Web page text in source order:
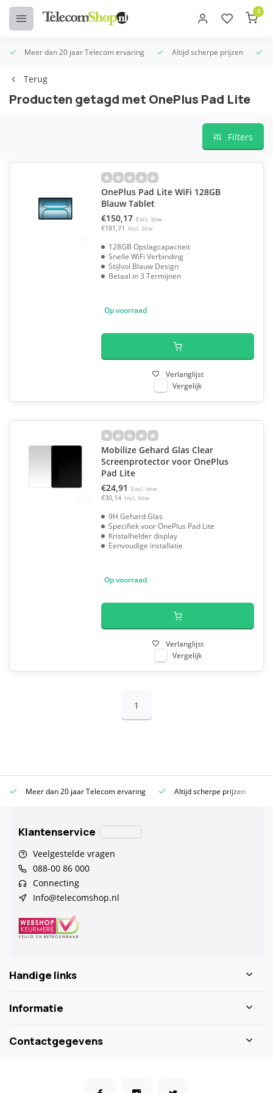
0
Meer dan 20 jaar Telecom ervaring Altijd scherpe prijzen
Terug
Producten getagd met OnePlus Pad Lite
Filters
OnePlus Pad Lite WiFi 128GB
Blauw Tablet
€150,17 Excl. btw
€181,71 Incl. btw
128GB Opslagcapaciteit
Snelle WiFi Verbinding
Stijlvol Blauw Design
Betaal in 3 Termijnen
Op voorraad
Verlanglijst
Vergelijk
Mobilize Gehard Glas Clear
Screenprotector voor OnePlus
Pad Lite
€24,91 Excl. btw
€30,14 Incl. btw
9H Gehard Glas
Specifiek voor OnePlus Pad Lite
Kristalhelder display
Eenvoudige installatie
Op voorraad
Verlanglijst
Vergelijk
1
Meer dan 20 jaar Telecom ervaring Altijd scherpe prijzen
Klantenservice
Veelgestelde vragen
088-00 86 000
Connecting
Info@telecomshop.nl
Handige links
Informatie
Contactgegevens